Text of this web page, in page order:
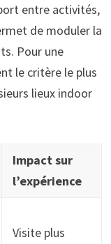
entre activités,
de moduler la
Pour une
le critère le plus
lieux indoor
Impact sur
l’expérience
Visite plus